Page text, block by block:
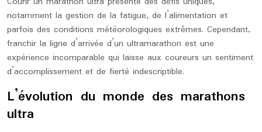
notamment la gestion de la fatigue, de l’alimentation et
parfois des conditions météorologiques extrêmes. Cependant,
franchir la ligne d’arrivée d’un ultramarathon est une
expérience incomparable qui laisse aux coureurs un sentiment
d’accomplissement et de fierté indescriptible.
L’évolution du monde des marathons
ultra